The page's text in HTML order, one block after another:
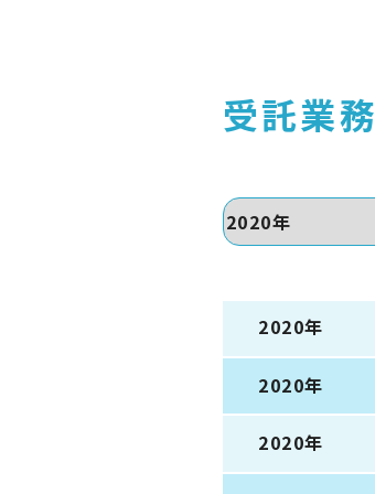
受託業務
2020年
2020年
2020年